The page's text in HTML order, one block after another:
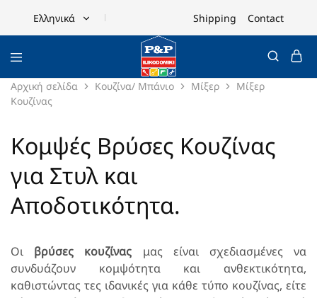
Ελληνικά
English
Shipping Contact
Αρχική σελίδα Κουζίνα/ Μπάνιο Μίξερ
Μίξερ
Κουζίνας
Κομψές Βρύσες Κουζίνας
για Στυλ και
Αποδοτικότητα.
Οι βρύσες κουζίνας μας είναι σχεδιασμένες να
συνδυάζουν κομψότητα και ανθεκτικότητα,
καθιστώντας τες ιδανικές για κάθε τύπο κουζίνας, είτε